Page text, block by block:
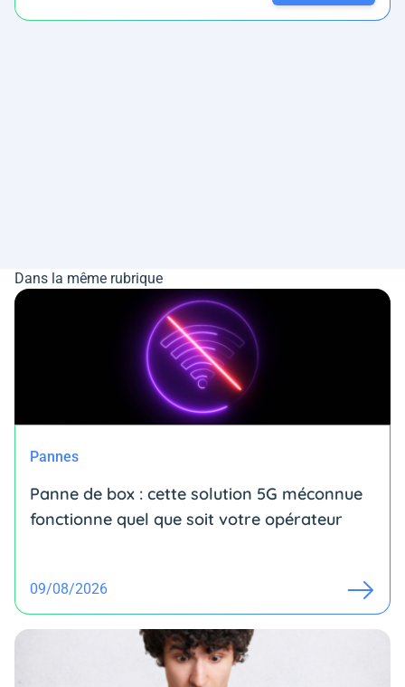
Dans la même rubrique
Pannes
Panne de box : cette solution 5G méconnue
fonctionne quel que soit votre opérateur
09/08/2026